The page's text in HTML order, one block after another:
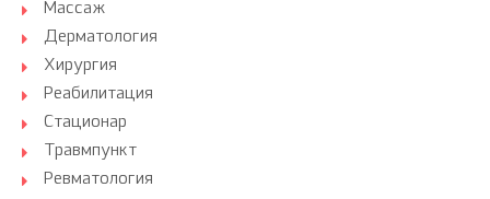
Массаж
Дерматология
Хирургия
Реабилитация
Стационар
Травмпункт
Ревматология